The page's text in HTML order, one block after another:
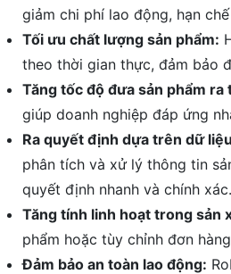
giảm chi phí lao động, hạn
Tối ưu chất lượng sản phẩm:
theo thời gian thực, đảm bảo
Tăng tốc độ đưa sản phẩm
giúp doanh nghiệp đáp ứng
Ra quyết định dựa trên dữ
phân tích và xử lý thông tin
quyết định nhanh và chính xác.
Tăng tính linh hoạt trong sản
phẩm hoặc tùy chỉnh đơn
Đảm bảo an toàn lao động: